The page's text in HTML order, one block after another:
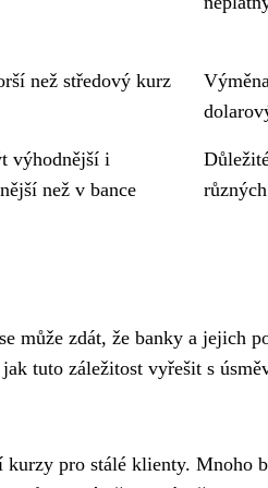
než středový kurz
výhodnější i
než v bance
může zdát, že banky a jejich
tuto záležitost vyřešit s
kurzy pro stálé klienty. Mnoho